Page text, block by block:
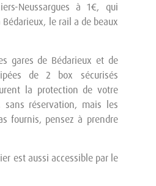
Neussargues à 1€, qui
le rail a de beaux
gares de Bédarieux et de
de 2 box sécurisés
la protection de votre
sans réservation, mais les
fournis, pensez à prendre
est aussi accessible par le